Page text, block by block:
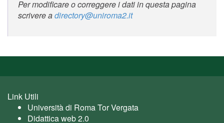
Per modificare o correggere i dati in questa pagina
scrivere adirectory@uniroma2.it
Link Utili
Università di Roma Tor Vergata
Didattica web 2.0